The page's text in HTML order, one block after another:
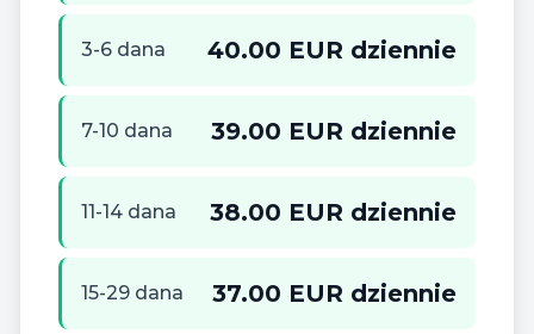
3-6 dana 40.00 EUR dziennie
7-10 dana 39.00 EUR dziennie
11-14 dana 38.00 EUR dziennie
15-29 dana 37.00 EUR dziennie